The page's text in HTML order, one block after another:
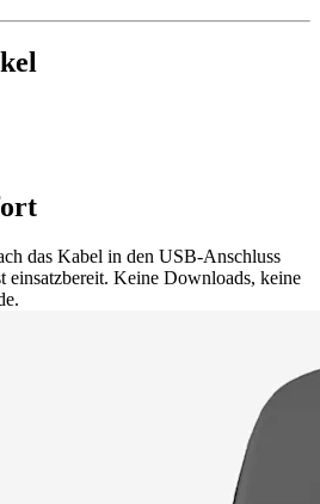
das Kabel in den USB-Anschluss
einsatzbereit. Keine Downloads, keine